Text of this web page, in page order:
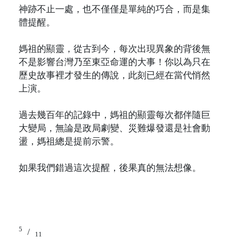
神跡不止一處，也不僅僅是單純的巧合，而是集
體提醒。
媽祖的顯靈，從古到今，每次出現異象的背後無
不是影響台灣乃至東亞命運的大事！你以為只在
歷史故事裡才發生的傳說，此刻已經在當代悄然
上演。
過去幾百年的記錄中，媽祖的顯靈每次都伴隨巨
大變局，無論是政局劇變、災難爆發還是社會動
盪，媽祖總是提前示警。
如果我們錯過這次提醒，後果真的無法想像。
5 / 11